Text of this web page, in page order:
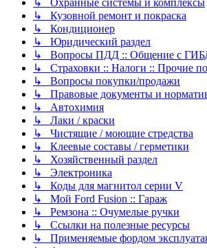
↳ Охранные системы и комплексы
↳ Кузовной ремонт и покраска
↳ Кондиционер
↳ Юридический раздел
↳ Вопросы ПДД :: Общение с
↳ Страховки :: Налоги :: Прочие
↳ Вопросы покупки/продажи
↳ Правовые документы и
↳ Автохимия
↳ Лаки / краски
↳ Чистящие / моющие стредства
↳ Клеевые составы / герметики
↳ Хозяйственный раздел
↳ Электроника
↳ Коды для магнитол серии V
↳ Мой Ford Fusion :: Гараж
↳ Ремзона :: Очумелые ручки
↳ Ссылки на полезные ресурсы
↳ Применяемые фордом